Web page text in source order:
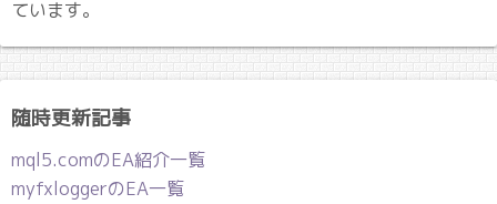
ています。
随時更新記事
mql5.comのEA紹介一覧
myfxloggerのEA一覧